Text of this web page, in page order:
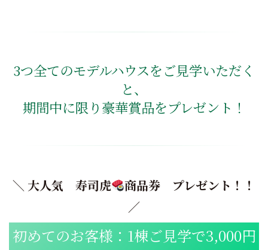
3つ全てのモデルハウスをご見学いただく
と、
期間中に限り豪華賞品をプレゼント！
＼ 大人気 寿司虎
商品券 プレゼント！！
／
初めてのお客様：1棟ご見学で3,000円